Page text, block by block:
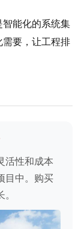
能化的系统集
需要，让工程排
活性和成本
目中。购买